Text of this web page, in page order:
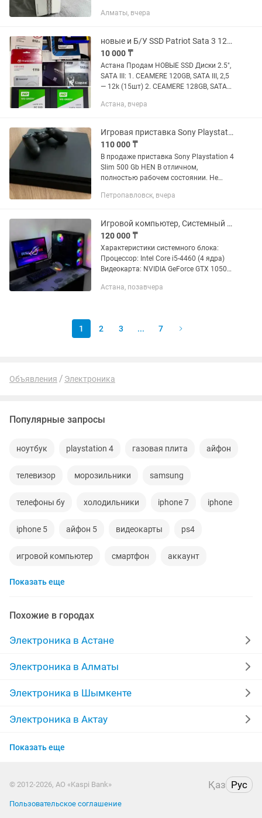
Алматы, вчера
новые и Б/У SSD Patriot Sata 3 120GB
10 000 ₸
Астана Продам НОВЫЕ SSD Диски 2.5",
SATA III: 1. CEAMERE 120GB, SATA III, 2,5
— 12k (15шт) 2. CEAMERE 128GB, SATA
SATA III, 2,5 — 21k (15шт) 2. Team
Астана, вчера
Игровая приставка Sony Playstation 4 PS4 Slim
110 000 ₸
В продаже приставка Sony Playstation 4
Slim 500 Gb HEN В отличном,
полностью рабочем состоянии. Не
Прошита, установлено много игр. В
Петропавловск, вчера
Игровой компьютер, Системный блок, ПК, Процессор, Игровой набор
120 000 ₸
Характеристики системного блока:
Процессор: Intel Core i5-4460 (4 ядра)
Видеокарта: NVIDIA GeForce GTX 1050
SSD 120 GB (под быструю систему) +
Астана, позавчера
1 2 3 ... 7
Объявления Электроника
Популярные запросы
ноутбук playstation 4 газовая плита айфон
телевизор морозильники samsung
телефоны бу холодильники iphone 7 iphone
iphone 5 айфон 5 видеокарты ps4
игровой компьютер смартфон аккаунт
iphone x
беспроводные наушники
обмен ddr2 xiaomi
gtx imac пылесос
Показать еще
Похожие в городах
Электроника в Астане
Электроника в Алматы
Электроника в Шымкенте
Электроника в Актау
Электроника в Таразе
Электроника в Уральске
Показать еще
© 2012-2026, АО «Kaspi Bank» Қаз Рус
Пользовательское соглашение